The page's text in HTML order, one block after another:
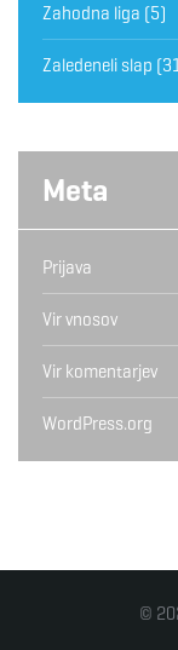
Zahodna liga (5)
Zaledeneli slap
Meta
Prijava
Vir vnosov
Vir komentarjev
WordPress.org
©